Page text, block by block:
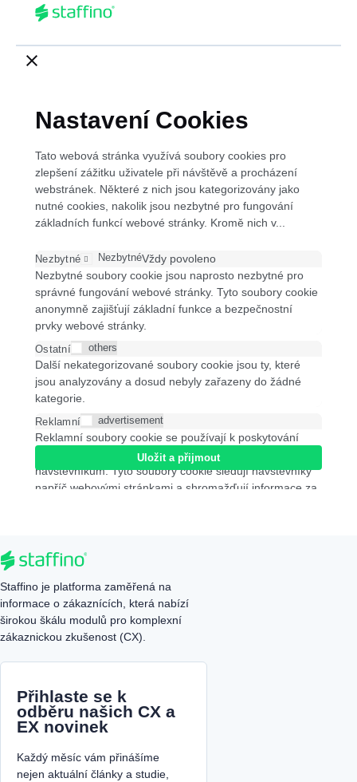
Nastavení Cookies
Tato webová stránka využívá soubory cookies pro
zlepšení zážitku uživatele při návštěvě a procházení
webstránek. Některé z nich jsou kategorizovány jako
nutné cookies, nakolik jsou nezbytné pro fungování
základních funkcí webové stránky. Kromě nich v...
Nezbytné NezbytnéVždy povoleno
Nezbytné soubory cookie jsou naprosto nezbytné pro
správné fungování webové stránky. Tyto soubory cookie
anonymně zajišťují základní funkce a bezpečnostní
prvky webové stránky.
Ostatní others
Další nekategorizované soubory cookie jsou ty, které
jsou analyzovány a dosud nebyly zařazeny do žádné
kategorie.
Reklamní advertisement
Reklamní soubory cookie se používají k poskytování
relevantních reklam a marketingových kampaní
návštěvníkům. Tyto soubory cookie sledují návštěvníky
napříč webovými stránkami a shromažďují informace za
návštěvníci interagují s webovou stránkou. Tyto soubory
je počet návštěvníků, míra odjezdů, zdroj návštěvnosti
atp.
Funkční functional
funkce, jako je sdílení obsahu webové stránky na
vazby a další funkce třetích stran.
Výkonnostní
analýze klíčových výkonnostních indexů webových
stránek, což pomáhá při poskytování lepší uživatelské
Uložit a přijmout
Staffino je platforma zaměřená na
informace o zákaznících, která nabízí
širokou škálu modulů pro komplexní
zákaznickou zkušenost (CX).
Přihlaste se k
odběru našich CX a
EX novinek
Každý měsíc vám přinášíme
nejen aktuální články a studie,